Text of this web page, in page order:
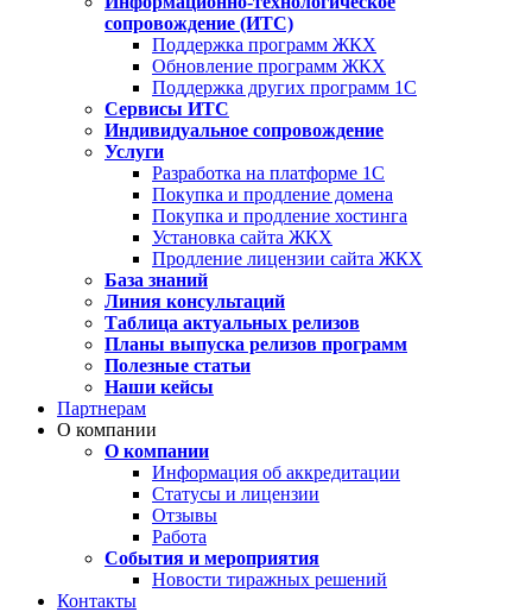
сопровождение (ИТС)
Поддержка программ ЖКХ
Обновление программ ЖКХ
Поддержка других программ 1С
Сервисы ИТС
Индивидуальное сопровождение
Услуги
Разработка на платформе 1С
Покупка и продление домена
Покупка и продление хостинга
Установка сайта ЖКХ
Продление лицензии сайта ЖКХ
База знаний
Линия консультаций
Таблица актуальных релизов
Планы выпуска релизов программ
Полезные статьи
Наши кейсы
Партнерам
О компании
О компании
Информация об аккредитации
Статусы и лицензии
Отзывы
Работа
События и мероприятия
Новости тиражных решений
Контакты